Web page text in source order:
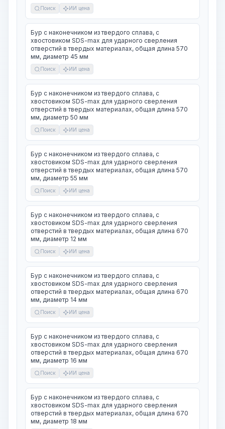
Поиск ИИ цена
Бур с наконечником из твердого сплава, с
хвостовиком SDS-max для ударного сверления
отверстий в твердых материалах, общая длина 570
мм, диаметр 45 мм
Поиск ИИ цена
Бур с наконечником из твердого сплава, с
хвостовиком SDS-max для ударного сверления
отверстий в твердых материалах, общая длина 570
мм, диаметр 50 мм
Поиск ИИ цена
Бур с наконечником из твердого сплава, с
хвостовиком SDS-max для ударного сверления
отверстий в твердых материалах, общая длина 570
мм, диаметр 55 мм
Поиск ИИ цена
Бур с наконечником из твердого сплава, с
хвостовиком SDS-max для ударного сверления
отверстий в твердых материалах, общая длина 670
мм, диаметр 12 мм
Поиск ИИ цена
Бур с наконечником из твердого сплава, с
хвостовиком SDS-max для ударного сверления
отверстий в твердых материалах, общая длина 670
мм, диаметр 14 мм
Поиск ИИ цена
Бур с наконечником из твердого сплава, с
хвостовиком SDS-max для ударного сверления
отверстий в твердых материалах, общая длина 670
мм, диаметр 16 мм
Поиск ИИ цена
Бур с наконечником из твердого сплава, с
хвостовиком SDS-max для ударного сверления
отверстий в твердых материалах, общая длина 670
мм, диаметр 18 мм